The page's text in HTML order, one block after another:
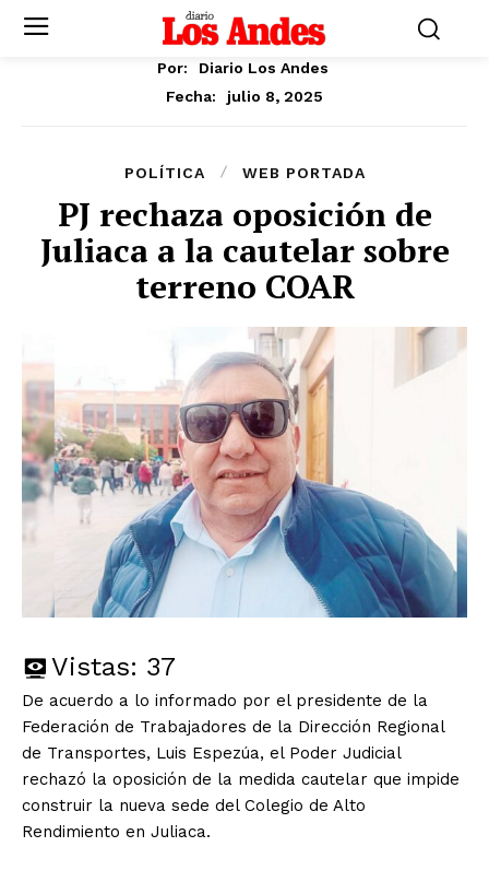
Por:
Diario Los Andes
Fecha:
julio 8, 2025
POLÍTICA WEB PORTADA
PJ rechaza oposición de
Juliaca a la cautelar sobre
terreno COAR
Vistas: 37
De acuerdo a lo informado por el presidente de la
Federación de Trabajadores de la Dirección Regional
de Transportes, Luis Espezúa, el Poder Judicial
rechazó la oposición de la medida cautelar que impide
construir la nueva sede del Colegio de Alto
Rendimiento en Juliaca.